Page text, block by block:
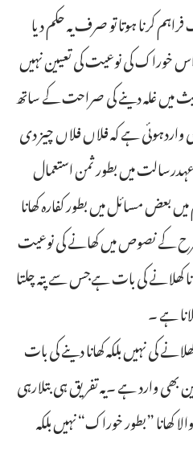
کرنا ہوتا تو صرف یہ حکم دیا
اس خوراک کی نوعیت کی تعیین نہیں
میں غلہ دینے کی صراحت کے ساتھ
ہے کہ فلاں فلاں چیز دی
میں بطور ثمن استعمال
بعض مسائل میں بطور کفارہ کھانا
کے نصوص میں کھانے کی نوعیت
کھلانے کی بات ہےجس سے پتہ چلتا
ہے ۔
کی نہیں بلکہ کھانا دینے کی بات
وارد ہے ۔یہ تفریق ہی بتلارہی
کھانا ”بطور خوراک“ نہیں بلکہ